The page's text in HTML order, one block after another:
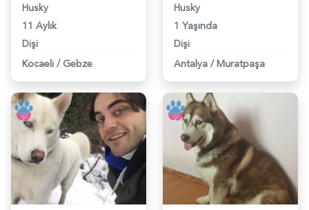
Husky
11 Aylık
Dişi
Kocaeli / Gebze
Husky
1 Yaşında
Dişi
Antalya / Muratpaşa